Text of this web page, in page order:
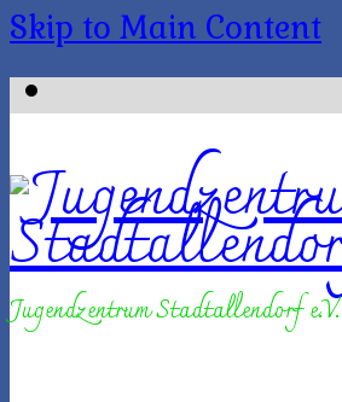
Skip to Main Content
Jugendzentrum Stadtallendorf e.V.